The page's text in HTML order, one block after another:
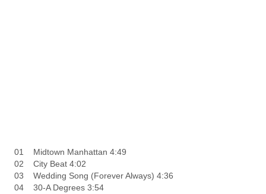
01 Midtown Manhattan 4:49
02 City Beat 4:02
03 Wedding Song (Forever Always) 4:36
04 30-A Degrees 3:54